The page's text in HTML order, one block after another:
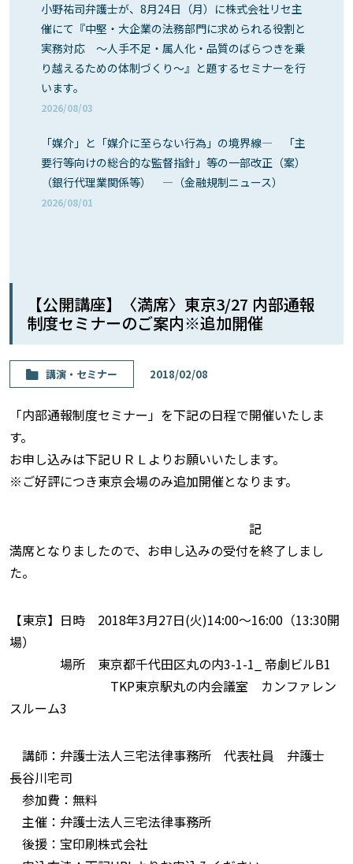
小野祐司弁護士が、8月24日（月）に株式会社リセ主
催にて『中堅・大企業の法務部門に求められる役割と
実務対応 ～人手不足・属人化・品質のばらつきを乗
り越えるための体制づくり～』と題するセミナーを行
います。
2026/08/03
「媒介」と「媒介に至らない行為」の境界線― 「主
要行等向けの総合的な監督指針」等の一部改正（案）
（銀行代理業関係等） ―（金融規制ニュース）
2026/08/01
【公開講座】〈満席〉東京3/27 内部通報
制度セミナーのご案内※追加開催
講演・セミナー 2018/02/08
「内部通報制度セミナー」を下記の日程で開催いたしま
す。
お申し込みは下記ＵＲＬよりお願いいたします。
※ご好評につき東京会場のみ追加開催となります。
記
満席となりましたので、お申し込みの受付を終了しまし
た。
【東京】日時 2018年3月27日(火)14:00〜16:00（13:30開
場）
場所 東京都千代田区丸の内3-1-1_ 帝劇ビルB1
TKP東京駅丸の内会議室 カンファレン
スルーム3
講師：弁護士法人三宅法律事務所 代表社員 弁護士
長谷川宅司
参加費：無料
主催：弁護士法人三宅法律事務所
後援：宝印刷株式会社